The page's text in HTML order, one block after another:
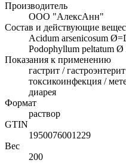
Производитель
ООО "АлексАнн"
Состав и действующие
Acidum arsenicosum
Podophyllum peltatum
Показания к применению
гастрит /
токсикоинфекция /
диарея
Формат
раствор
GTIN
1950076001229
Вес
200